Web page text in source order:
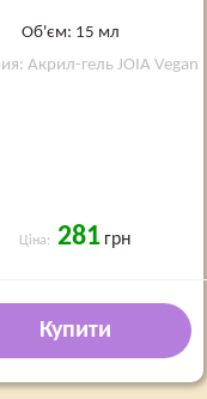
Об'єм: 15 мл
Акрил-гель JOIA Vegan
Ціна: 281 грн
Купити